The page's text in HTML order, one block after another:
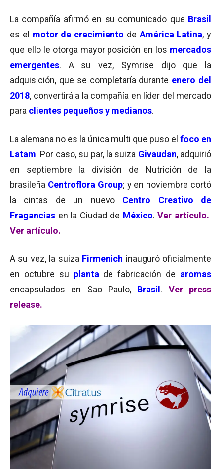
La compañía afirmó en su comunicado que Brasil
es el motor de crecimiento de América Latina, y
que ello le otorga mayor posición en los mercados
emergentes. A su vez, Symrise dijo que la
adquisición, que se completaría durante enero del
2018, convertirá a la compañía en líder del mercado
para clientes pequeños y medianos.
La alemana no es la única multi que puso el foco en
Latam. Por caso, su par, la suiza Givaudan, adquirió
en septiembre la división de Nutrición de la
brasileña Centroflora Group; y en noviembre cortó
la cintas de un nuevo Centro Creativo de
Fragancias en la Ciudad de México.Ver artículo.
Ver artículo.
A su vez, la suiza Firmenich inauguró oficialmente
en octubre su planta de fabricación de aromas
encapsulados en Sao Paulo, Brasil . Ver press
release.